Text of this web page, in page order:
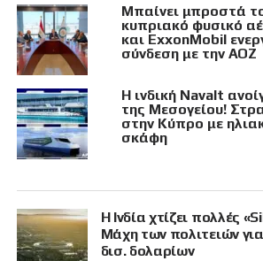
Μπαίνει μπροστά
κυπριακό φυσικό
και ExxonMobil
σύνδεση με την ΑΟΖ
Η ινδική Navalt
της Μεσογείου!
στην Κύπρο με
σκάφη
Η Ινδία χτίζει πολλές
Μάχη των πολιτειών
δισ. δολαρίων